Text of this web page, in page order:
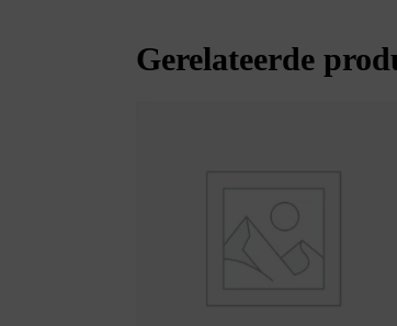
Gerelateerde